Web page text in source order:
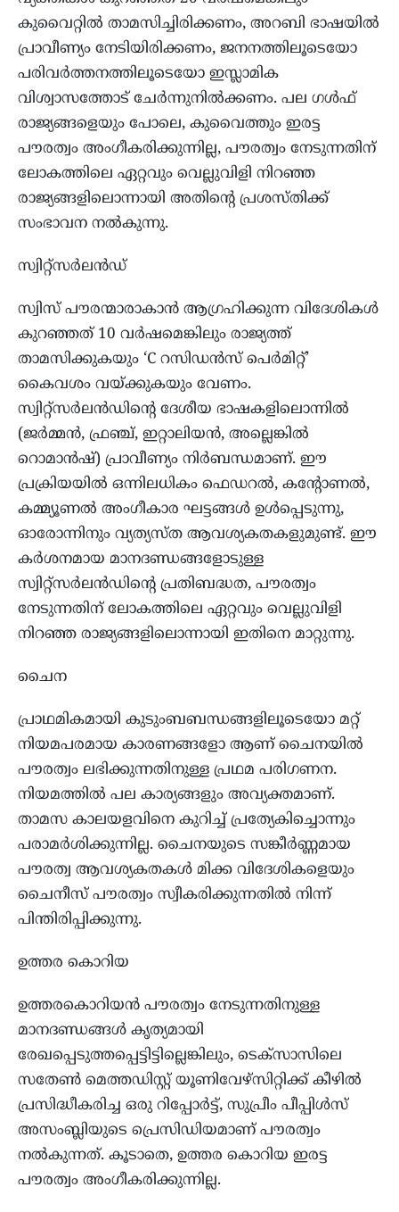
കുവൈറ്റിൽ താമസിച്ചിരിക്കണം, അറബി ഭാഷയിൽ
പ്രാവീണ്യം നേടിയിരിക്കണം, ജനനത്തിലൂടെയോ
പരിവർത്തനത്തിലൂടെയോ ഇസ്ലാമിക
വിശ്വാസത്തോട് ചേർന്നുനിൽക്കണം. പല ഗൾഫ്
രാജ്യങ്ങളെയും പോലെ, കുവൈത്തും ഇരട്ട
പൗരത്വം അംഗീകരിക്കുന്നില്ല, പൗരത്വം നേടുന്നതിന്
ലോകത്തിലെ ഏറ്റവും വെല്ലുവിളി നിറഞ്ഞ
രാജ്യങ്ങളിലൊന്നായി അതിന്റെ പ്രശസ്തിക്ക്
സംഭാവന നൽകുന്നു.
സ്വിറ്റ്സർലൻഡ്
സ്വിസ് പൗരന്മാരാകാൻ ആഗ്രഹിക്കുന്ന വിദേശികൾ
കുറഞ്ഞത് 10 വർഷമെങ്കിലും രാജ്യത്ത്
താമസിക്കുകയും ‘C റസിഡൻസ് പെർമിറ്റ്’
കൈവശം വയ്ക്കുകയും വേണം.
സ്വിറ്റ്സർലൻഡിന്റെ ദേശീയ ഭാഷകളിലൊന്നിൽ
(ജർമ്മൻ, ഫ്രഞ്ച്, ഇറ്റാലിയൻ, അല്ലെങ്കിൽ
റൊമാൻഷ്) പ്രാവീണ്യം നിർബന്ധമാണ്. ഈ
പ്രക്രിയയിൽ ഒന്നിലധികം ഫെഡറൽ, കന്റോണൽ,
കമ്മ്യൂണൽ അംഗീകാര ഘട്ടങ്ങൾ ഉൾപ്പെടുന്നു,
ഓരോന്നിനും വ്യത്യസ്ത ആവശ്യകതകളുമുണ്ട്. ഈ
കർശനമായ മാനദണ്ഡങ്ങളോടുള്ള
സ്വിറ്റ്‌സർലൻഡിന്റെ പ്രതിബദ്ധത, പൗരത്വം
നേടുന്നതിന് ലോകത്തിലെ ഏറ്റവും വെല്ലുവിളി
നിറഞ്ഞ രാജ്യങ്ങളിലൊന്നായി ഇതിനെ മാറ്റുന്നു.
ചൈന
പ്രാഥമികമായി കുടുംബബന്ധങ്ങളിലൂടെയോ മറ്റ്
നിയമപരമായ കാരണങ്ങളോ ആണ് ചൈനയിൽ
പൗരത്വം ലഭിക്കുന്നതിനുള്ള പ്രഥമ പരിഗണന.
നിയമത്തിൽ പല കാര്യങ്ങളും അവ്യക്തമാണ്.
താമസ കാലയളവിനെ കുറിച്ച് പ്രത്യേകിച്ചൊന്നും
പരാമർശിക്കുന്നില്ല. ചൈനയുടെ സങ്കീർണ്ണമായ
പൗരത്വ ആവശ്യകതകൾ മിക്ക വിദേശികളെയും
ചൈനീസ് പൗരത്വം സ്വീകരിക്കുന്നതിൽ നിന്ന്
പിന്തിരിപ്പിക്കുന്നു.
ഉത്തര കൊറിയ
ഉത്തരകൊറിയൻ പൗരത്വം നേടുന്നതിനുള്ള
മാനദണ്ഡങ്ങൾ കൃത്യമായി
രേഖപ്പെടുത്തപ്പെട്ടിട്ടില്ലെങ്കിലും, ടെക്സാസിലെ
സതേൺ മെത്തഡിസ്റ്റ് യൂണിവേഴ്സിറ്റിക്ക് കീഴിൽ
പ്രസിദ്ധീകരിച്ച ഒരു റിപ്പോർട്ട്, സുപ്രീം പീപ്പിൾസ്
അസംബ്ലിയുടെ പ്രെസിഡിയമാണ് പൗരത്വം
നൽകുന്നത്. കൂടാതെ, ഉത്തര കൊറിയ ഇരട്ട
പൗരത്വം അംഗീകരിക്കുന്നില്ല.